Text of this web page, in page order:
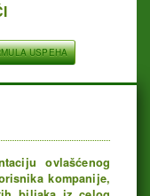
USPEHA
ovlašćenog
kompanije,